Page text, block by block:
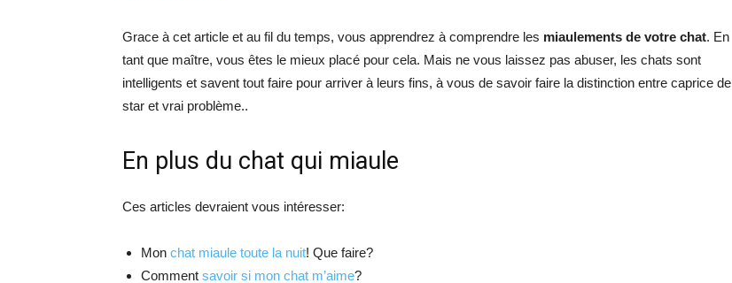
Grace à cet article et au fil du temps, vous apprendrez à comprendre les miaulements de votre chat. En
tant que maître, vous êtes le mieux placé pour cela. Mais ne vous laissez pas abuser, les chats sont
intelligents et savent tout faire pour arriver à leurs fins, à vous de savoir faire la distinction entre caprice de
star et vrai problème..
En plus du chat qui miaule
Ces articles devraient vous intéresser:
Mon chat miaule toute la nuit! Que faire?
Comment savoir si mon chat m’aime?